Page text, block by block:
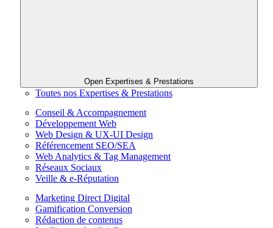
Open Expertises & Prestations
Toutes nos Expertises & Prestations
Conseil & Accompagnement
Développement Web
Web Design & UX-UI Design
Référencement SEO/SEA
Web Analytics & Tag Management
Réseaux Sociaux
Veille & e-Réputation
Marketing Direct Digital
Gamification Conversion
Rédaction de contenus